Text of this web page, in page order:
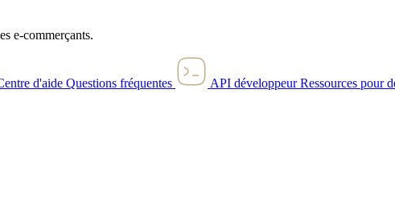
e-commerçants.
d'aide Questions fréquentes API développeurRessources pour